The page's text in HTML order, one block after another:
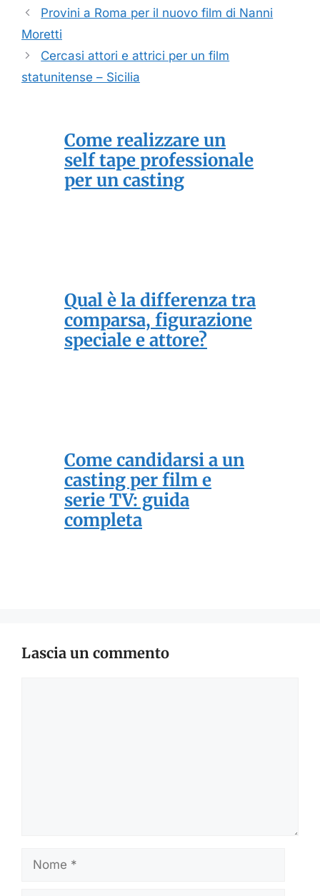
Provini a Roma per il nuovo film di Nanni
Moretti
Cercasi attori e attrici per un film
statunitense – Sicilia
Come realizzare un
self tape professionale
per un casting
Qual è la differenza tra
comparsa, figurazione
speciale e attore?
Come candidarsi a un
casting per film e
serie TV: guida
completa
Lascia un commento
Nome